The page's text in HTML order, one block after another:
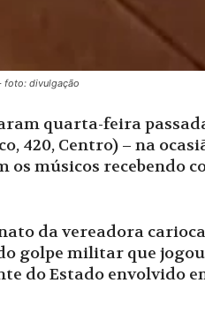
foto: divulgação
quarta-feira
420, Centro) – na
os músicos recebendo
da vereadora carioca
golpe militar que
do Estado envolvido